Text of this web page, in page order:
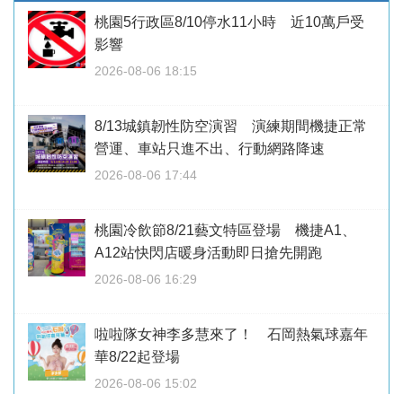
桃園5行政區8/10停水11小時 近10萬戶受
影響
2026-08-06 18:15
8/13城鎮韌性防空演習 演練期間機捷正常
營運、車站只進不出、行動網路降速
2026-08-06 17:44
桃園冷飲節8/21藝文特區登場 機捷A1、
A12站快閃店暖身活動即日搶先開跑
2026-08-06 16:29
啦啦隊女神李多慧來了！ 石岡熱氣球嘉年
華8/22起登場
2026-08-06 15:02